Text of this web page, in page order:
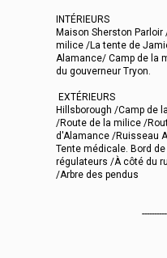
INTÉRIEURS
Maison Sherston
milice /La tente de
Alamance/ Camp de la
du gouverneur Tryon.
EXTÉRIEURS
Hillsborough /Camp de
/Route de la milice /
d'Alamance /Ruisseau
Tente médicale. Bord
régulateurs /À côté du
/Arbre des pendus